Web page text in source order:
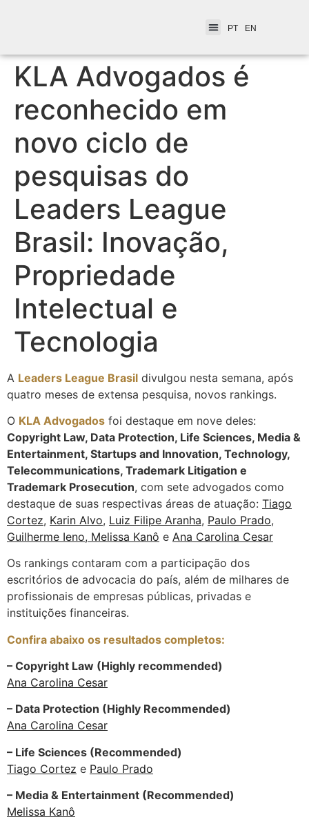
PT EN
KLA Advogados é
reconhecido em
novo ciclo de
pesquisas do
Leaders League
Brasil: Inovação,
Propriedade
Intelectual e
Tecnologia
A Leaders League Brasil divulgou nesta semana, após
quatro meses de extensa pesquisa, novos rankings.
O KLA Advogados foi destaque em nove deles:
Copyright Law, Data Protection, Life Sciences, Media &
Entertainment, Startups and Innovation, Technology,
Telecommunications, Trademark Litigation e
Trademark Prosecution, com sete advogados como
destaque de suas respectivas áreas de atuação: Tiago
Cortez, Karin Alvo, Luiz Filipe Aranha, Paulo Prado,
Guilherme Ieno, Melissa Kanô e Ana Carolina Cesar
Os rankings contaram com a participação dos
escritórios de advocacia do país, além de milhares de
profissionais de empresas públicas, privadas e
instituições financeiras.
Confira abaixo os resultados completos:
– Copyright Law (Highly recommended)
Ana Carolina Cesar
– Data Protection (Highly Recommended)
Ana Carolina Cesar
– Life Sciences (Recommended)
Tiago Cortez e Paulo Prado
– Media & Entertainment (Recommended)
Melissa Kanô